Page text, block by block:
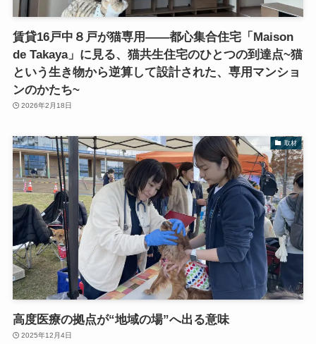
賃貸16戸中８戸が猫専用――都心集合住宅「Maison
de Takaya」に見る、猫共生住宅のひとつの到達点~猫
という生き物から逆算して設計された、専用マンショ
ンのかたち~
2026年2月18日
取材
高度医療の拠点が“地域の場”へ出る意味
2025年12月4日